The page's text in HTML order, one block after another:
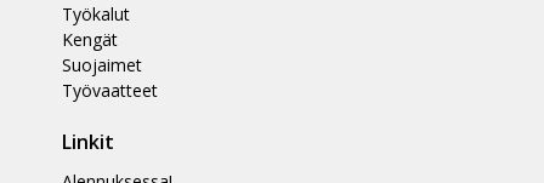
Työkalut
Kengät
Suojaimet
Työvaatteet
Linkit